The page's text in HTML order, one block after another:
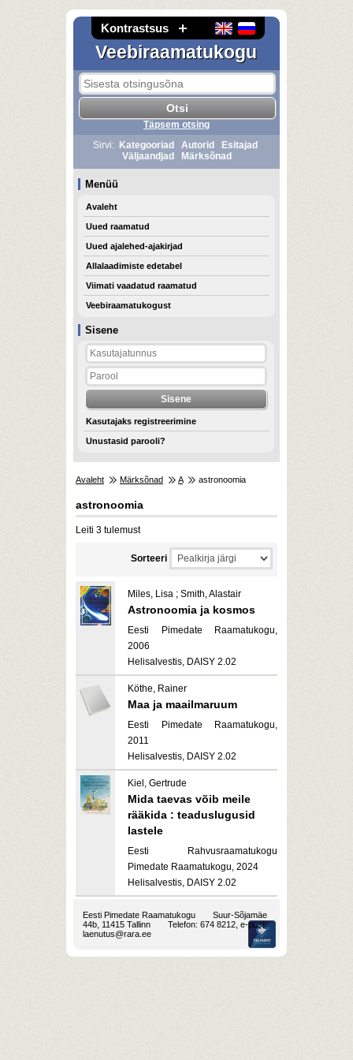
Kontrastsus
Veebiraamatukogu
Sisene
Kasutajaks registreerimine
Unustasid parooli?
Täpsem otsing
Sirvi:
Kategooriad Autorid
Esitajad
Väljaandjad
Märksõnad
Menüü
Avaleht
Uued raamatud
Uued ajalehed-ajakirjad
Allalaadimiste edetabel
Viimati vaadatud raamatud
Veebiraamatukogust
Avaleht Märksõnad A astronoomia
astronoomia
Leiti 3 tulemust
Sorteeri
Miles, Lisa ; Smith, Alastair
Astronoomia ja kosmos
Eesti Pimedate Raamatukogu,
2006
Helisalvestis, DAISY 2.02
Köthe, Rainer
Maa ja maailmaruum
Eesti Pimedate Raamatukogu,
2011
Helisalvestis, DAISY 2.02
Kiel, Gertrude
Mida taevas võib meile
rääkida : teaduslugusid
lastele
Eesti Rahvusraamatukogu
Pimedate Raamatukogu, 2024
Helisalvestis, DAISY 2.02
Eesti Pimedate Raamatukogu
Suur-Sõjamäe
44b, 11415 Tallinn
Telefon: 674 8212, e-post:
laenutus@rara.ee